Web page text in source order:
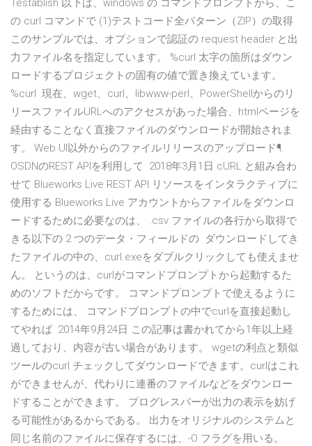
Testablish 以下は、windows の コマンドプロンプトから、こ
の curl コマンドで (1)テストコード全パターン（ZIP）の取得
このサンプルでは、オプションで認証の request header と出
⼒ファイル名を指定しています。 %curl 太字の箇所はダウン
ロードするプロジェクトの固有の値で置き換えています。
%curl 現在、wget、curl、libwww-perl、PowerShellからのリ
リースファイルURLへのアクセスがあった場合、htmlページを
経由することなく直接ファイルのダウンロードが開始されま
す。 Web UI以外からのファイルリリースのアップロード¶.
OSDNのREST APIを利用して 2018年3月1日 cURL と組み合わ
せて Blueworks Live REST API リソースをインタラクティブに
使用する Blueworks Live アカウントからファイルをダウンロ
ードするために必要なのは、 .csv ファイルの各行から取得で
きる以下の 2 つのデータ・フィールドの ダウンロードしてき
たファイルの中の、curl.exeをダブルクリックしても使えませ
ん。 というのは、curlがコマンドプロンプトから起動するた
めのソフトだからです。 コマンドプロンプトで使えるように
するためには、 コマンドプロンプトの中でcurlを直接起動し
てやれば 2014年9月24日 この記事は書かれてから1年以上経
過しており、内容が古い場合があります。 wgetの利点と類似
ツールのcurl チェックしてダウンロードできます。curlはこれ
ができませんが、代わりに連番のファイルなどをダウンロー
ドすることができます。 プログレスバーが出力の表示を妨げ
る可能性があるからである。 出力をオリジナルのシステムと
同じ名前のファイルに保存するには、-O フラグを用いる。